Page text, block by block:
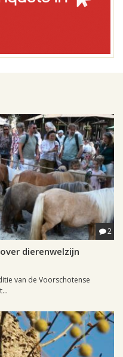
2
dierenwelzijn
van de Voorschotense